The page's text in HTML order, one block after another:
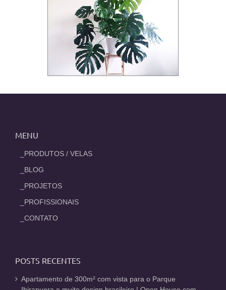
MENU
_PRODUTOS / VELAS
_BLOG
_PROJETOS
_PROFISSIONAIS
_CONTATO
POSTS RECENTES
Apartamento de 300m² com vista para o Parque